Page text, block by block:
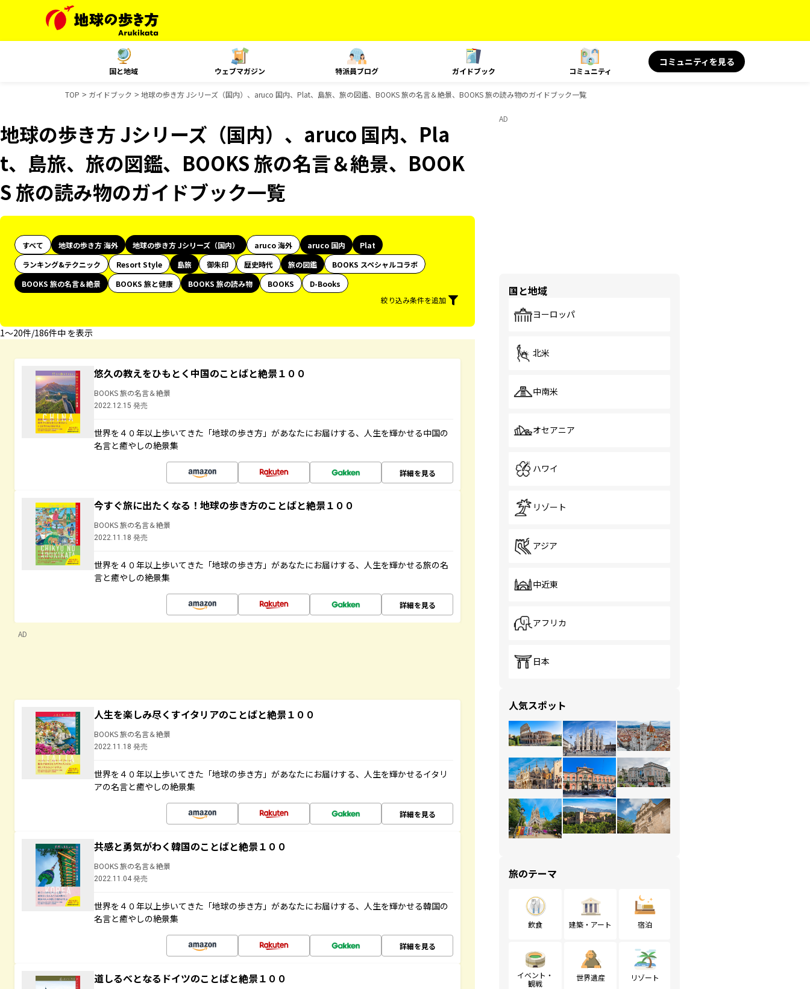
国と地域 ウェブマガジン 特派員ブログ ガイドブック コミュニティ
コミュニティを見る
TOP ガイドブック 地球の歩き方 Jシリーズ（国内）、aruco 国内、Plat、島旅、旅の図鑑、BOOKS 旅の名言＆絶景、BOOKS 旅の読み物のガイドブック一覧
地球の歩き方 Jシリーズ（国内）、aruco 国内、Pla
t、島旅、旅の図鑑、BOOKS 旅の名言＆絶景、BOOK
S 旅の読み物のガイドブック一覧
すべて 地球の歩き方 海外 地球の歩き方 Jシリーズ（国内） aruco 海外 aruco 国内
Plat
ランキング&テクニック
Resort Style 島旅 御朱印 歴史時代 旅の図鑑
BOOKS スペシャルコラボ
BOOKS 旅の名言＆絶景
BOOKS 旅と健康 BOOKS 旅の読み物 BOOKS
D-Books
絞り込み条件を追加
1〜20件/186件中 を表示
悠久の教えをひもとく中国のことばと絶景１００
BOOKS 旅の名言＆絶景
2022.12.15 発売
世界を４０年以上歩いてきた「地球の歩き方」があなたにお届けする、人生を輝かせる中国の
名言と癒やしの絶景集
詳細を見る
今すぐ旅に出たくなる！地球の歩き方のことばと絶景１００
BOOKS 旅の名言＆絶景
2022.11.18 発売
世界を４０年以上歩いてきた「地球の歩き方」があなたにお届けする、人生を輝かせる旅の名
言と癒やしの絶景集
詳細を見る
AD
人生を楽しみ尽くすイタリアのことばと絶景１００
BOOKS 旅の名言＆絶景
2022.11.18 発売
世界を４０年以上歩いてきた「地球の歩き方」があなたにお届けする、人生を輝かせるイタリ
アの名言と癒やしの絶景集
詳細を見る
共感と勇気がわく韓国のことばと絶景１００
BOOKS 旅の名言＆絶景
2022.11.04 発売
世界を４０年以上歩いてきた「地球の歩き方」があなたにお届けする、人生を輝かせる韓国の
名言と癒やしの絶景集
詳細を見る
道しるべとなるドイツのことばと絶景１００
AD
国と地域
ヨーロッパ
北米
中南米
オセアニア
ハワイ
リゾート
アジア
中近東
アフリカ
日本
人気スポット
旅のテーマ
飲食 建築・アート 宿泊
イベント・
観戦
世界遺産 リゾート